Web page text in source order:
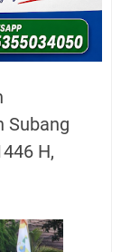
Subang
H,